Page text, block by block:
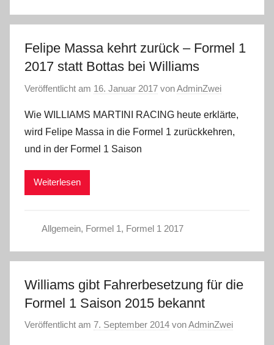
Felipe Massa kehrt zurück – Formel 1
2017 statt Bottas bei Williams
Veröffentlicht am 16. Januar 2017 vonAdminZwei
Wie WILLIAMS MARTINI RACING heute erklärte,
wird Felipe Massa in die Formel 1 zurückkehren,
und in der Formel 1 Saison
Weiterlesen
Allgemein, Formel 1, Formel 1 2017
Williams gibt Fahrerbesetzung für die
Formel 1 Saison 2015 bekannt
Veröffentlicht am 7. September 2014 vonAdminZwei